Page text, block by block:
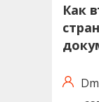
Как